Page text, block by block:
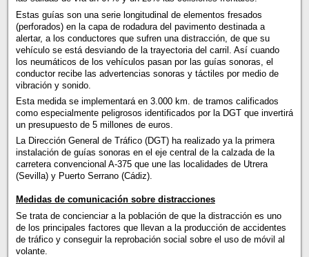
Estas guías son una serie longitudinal de elementos fresados
(perforados) en la capa de rodadura del pavimento destinada a
alertar, a los conductores que sufren una distracción, de que su
vehículo se está desviando de la trayectoria del carril. Así cuando
los neumáticos de los vehículos pasan por las guías sonoras, el
conductor recibe las advertencias sonoras y táctiles por medio de
vibración y sonido.
Esta medida se implementará en 3.000 km. de tramos calificados
como especialmente peligrosos identificados por la DGT que invertirá
un presupuesto de 5 millones de euros.
La Dirección General de Tráfico (DGT) ha realizado ya la primera
instalación de guías sonoras en el eje central de la calzada de la
carretera convencional A-375 que une las localidades de Utrera
(Sevilla) y Puerto Serrano (Cádiz).
Medidas de comunicación sobre distracciones
Se trata de concienciar a la población de que la distracción es uno
de los principales factores que llevan a la producción de accidentes
de tráfico y conseguir la reprobación social sobre el uso de móvil al
volante.